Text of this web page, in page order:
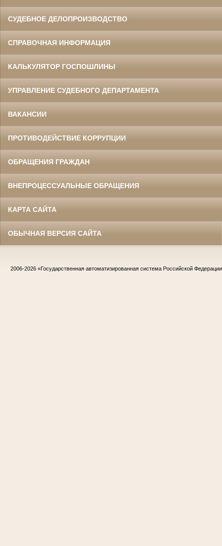
СУДЕБНОЕ ДЕЛОПРОИЗВОДСТВО
СПРАВОЧНАЯ ИНФОРМАЦИЯ
КАЛЬКУЛЯТОР ГОСПОШЛИНЫ
УПРАВЛЕНИЕ СУДЕБНОГО ДЕПАРТАМЕНТА
ВАКАНСИИ
ПРОТИВОДЕЙСТВИЕ КОРРУПЦИИ
ОБРАЩЕНИЯ ГРАЖДАН
ВНЕПРОЦЕССУАЛЬНЫЕ ОБРАЩЕНИЯ
КАРТА САЙТА
ОБЫЧНАЯ ВЕРСИЯ САЙТА
2006-2026 «Государственная автоматизированная система Российской